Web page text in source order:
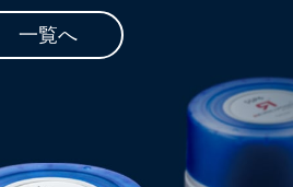
一覧へ